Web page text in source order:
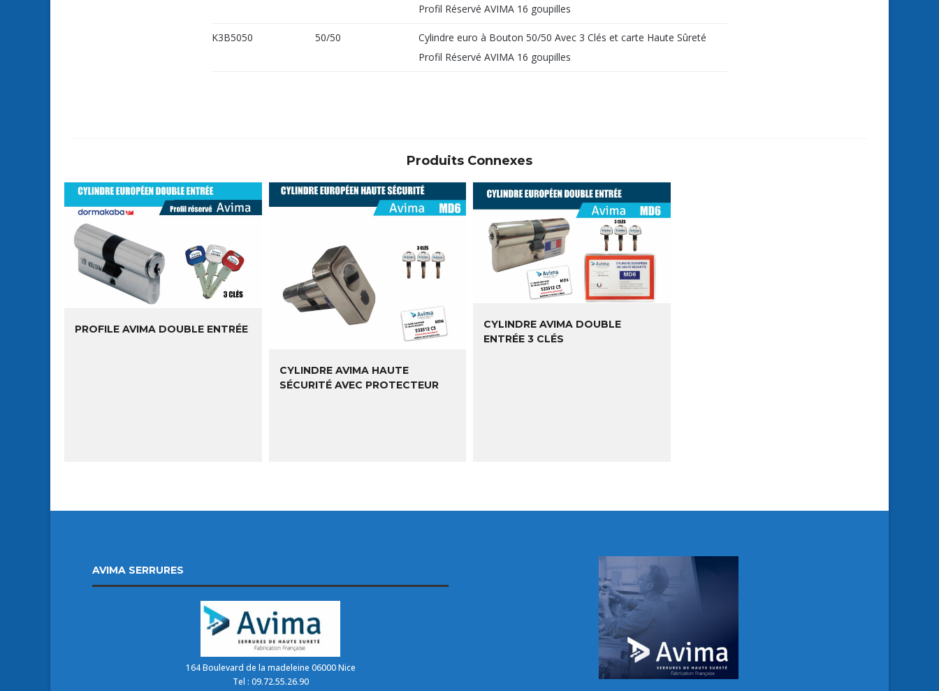
Profil Réservé AVIMA 16 goupilles
K3B5050 50/50
Cylindre euro à Bouton 50/50 Avec 3 Clés et carte Haute Sûreté
Profil Réservé AVIMA 16 goupilles
Produits Connexes
PROFILE AVIMA DOUBLE ENTRÉE
CYLINDRE AVIMA HAUTE
SÉCURITÉ AVEC PROTECTEUR
CYLINDRE AVIMA DOUBLE
ENTRÉE 3 CLÉS
AVIMA SERRURES
164 Boulevard de la madeleine 06000 Nice
Tel : 09.72.55.26.90